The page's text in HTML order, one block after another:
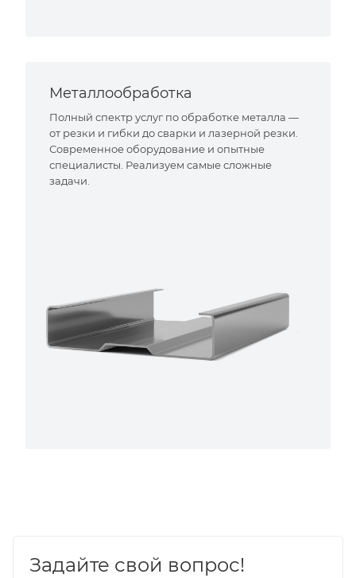
Металлообработка
Полный спектр услуг по обработке металла —
от резки и гибки до сварки и лазерной резки.
Современное оборудование и опытные
специалисты. Реализуем самые сложные
задачи.
Задайте свой вопрос!